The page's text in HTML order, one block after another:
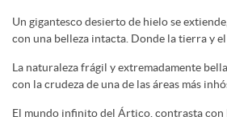
Un gigantesco desierto de hielo se
con una belleza intacta. Donde la tierra y el
La naturaleza frágil y extremadamente
con la crudeza de una de las áreas más
El mundo infinito del Ártico, contrasta con